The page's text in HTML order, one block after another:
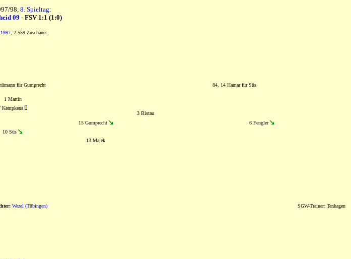
98,8. Spieltag:
09 - FSV 1:1 (1:0)
, 2.559 Zuschauer.
für Gumprecht 84. 14 Hamar für Süs
1 Martin
Kempkens
3 Ristau
15 Gumprecht
6 Fengler
10 Süs
13 Majek
Wezel (Tübingen) SGW-Trainer: Tenhagen